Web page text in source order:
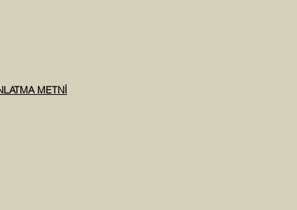
METNİ